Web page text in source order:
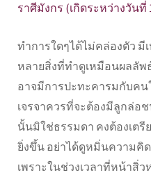
ราศีมังกร (เกิดระหว่างวัน
ทำการใดๆได้ไม่คล่องตัว มี
หลายสิ่งที่ทำดูเหมือนผลลัพ
อาจมีการปะทะคารมกับคน
เจรจาควรที่จะต้องมีลูกล่อ
นั้นมิใช่ธรรมดา คงต้องเต
ยิ่งขึ้น อย่าได้ดูหมิ่นความคิ
เพราะในช่วงเวลาที่หน้าสิ่